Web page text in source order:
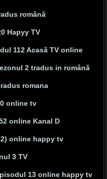
română
Hapyy TV
112 Acasă TV online
2 tradus in română
romana
online tv
online Kanal D
online happy tv
3 TV
13 online happy tv